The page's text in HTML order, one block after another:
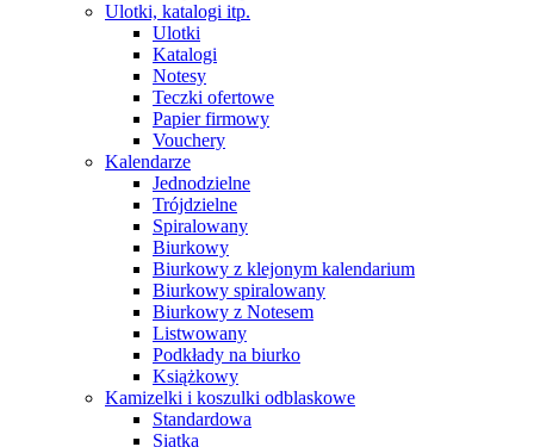
Ulotki, katalogi itp.
Ulotki
Katalogi
Notesy
Teczki ofertowe
Papier firmowy
Vouchery
Kalendarze
Jednodzielne
Trójdzielne
Spiralowany
Biurkowy
Biurkowy z klejonym kalendarium
Biurkowy spiralowany
Biurkowy z Notesem
Listwowany
Podkłady na biurko
Książkowy
Kamizelki i koszulki odblaskowe
Standardowa
Siatka